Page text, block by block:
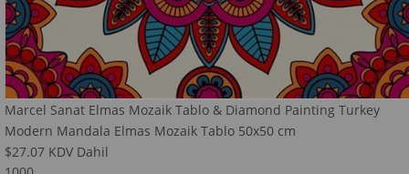
Marcel Sanat Elmas Mozaik Tablo & Diamond Painting Turkey
Modern Mandala Elmas Mozaik Tablo 50x50 cm
$27.07 KDV Dahil